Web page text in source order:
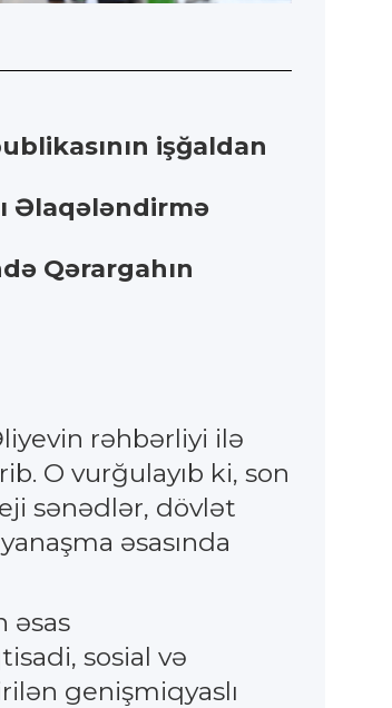
işğaldan
Əlaqələndirmə
Qərargahın
rəhbərliyi ilə
O vurğulayıb ki, son
sənədlər, dövlət
əsasında
əsas
sosial və
genişmiqyaslı